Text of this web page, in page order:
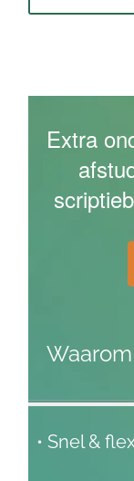
Extra
• Snel &